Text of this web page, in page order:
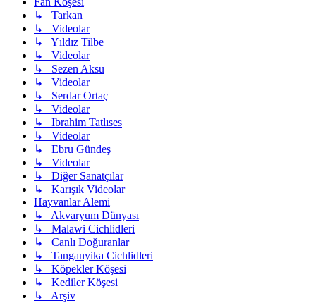
↳ Tarkan
↳ Videolar
↳ Yıldız Tilbe
↳ Videolar
↳ Sezen Aksu
↳ Videolar
↳ Serdar Ortaç
↳ Videolar
↳ Ibrahim Tatlıses
↳ Videolar
↳ Ebru Gündeş
↳ Videolar
↳ Diğer Sanatçılar
↳ Karışık Videolar
Hayvanlar Alemi
↳ Akvaryum Dünyası
↳ Malawi Cichlidleri
↳ Canlı Doğuranlar
↳ Tanganyika Cichlidleri
↳ Köpekler Köşesi
↳ Kediler Köşesi
↳ Arşiv